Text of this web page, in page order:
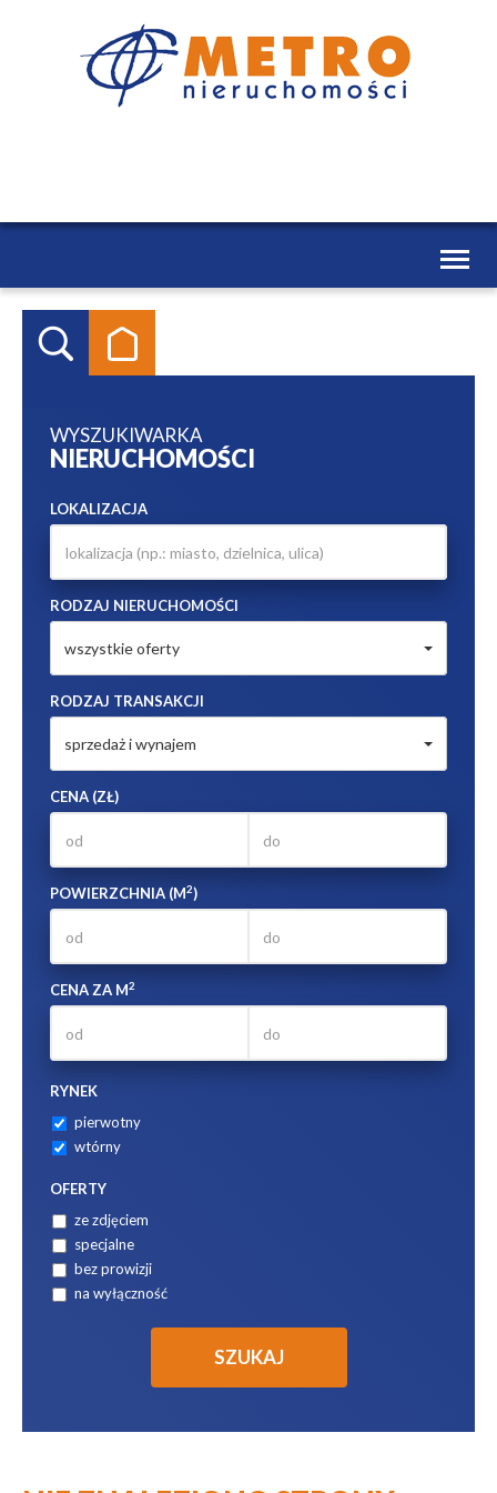
Toggle
WYSZUKIWARKA
NIERUCHOMOŚCI
LOKALIZACJA
RODZAJ NIERUCHOMOŚCI
wszystkie oferty
RODZAJ TRANSAKCJI
sprzedaż i wynajem
CENA (ZŁ)
POWIERZCHNIA (M2)
CENA ZA M2
RYNEK
pierwotny
wtórny
OFERTY
ze zdjęciem
specjalne
bez prowizji
na wyłączność